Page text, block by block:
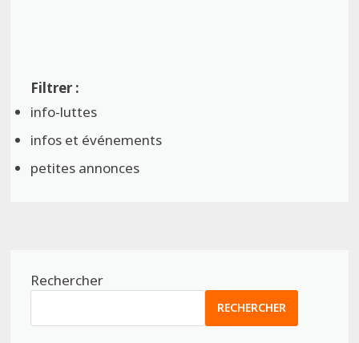
info-luttes
infos et événements
petites annonces
Rechercher
RECHERCHER